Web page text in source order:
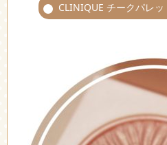
CLINIQUE チークパレ